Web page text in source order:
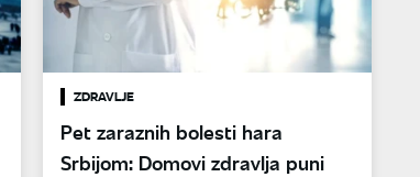
ZDRAVLJE
Pet zaraznih bolesti hara
Srbijom: Domovi zdravlja puni